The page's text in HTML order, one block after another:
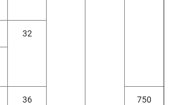
32
36 750